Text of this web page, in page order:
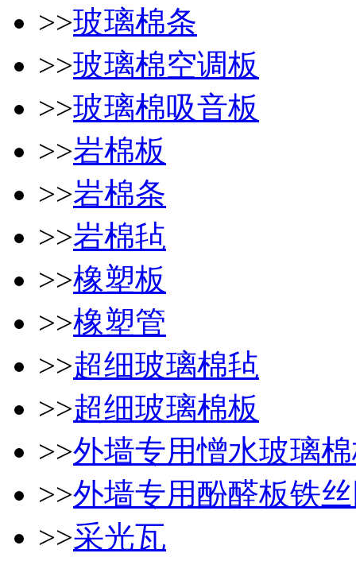
>>玻璃棉条
>>玻璃棉空调板
>>玻璃棉吸音板
>>岩棉板
>>岩棉条
>>岩棉毡
>>橡塑板
>>橡塑管
>>超细玻璃棉毡
>>超细玻璃棉板
>>外墙专用憎水玻璃
>>外墙专用酚醛板铁
>>采光瓦